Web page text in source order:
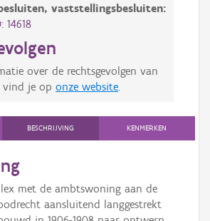
vaststellingsbesluiten:
14618
over de rechtsgevolgen van
vind je op onze website
BESCHRIJVING KENMERKEN
met de ambtswoning aan de
aansluitend langgestrekt